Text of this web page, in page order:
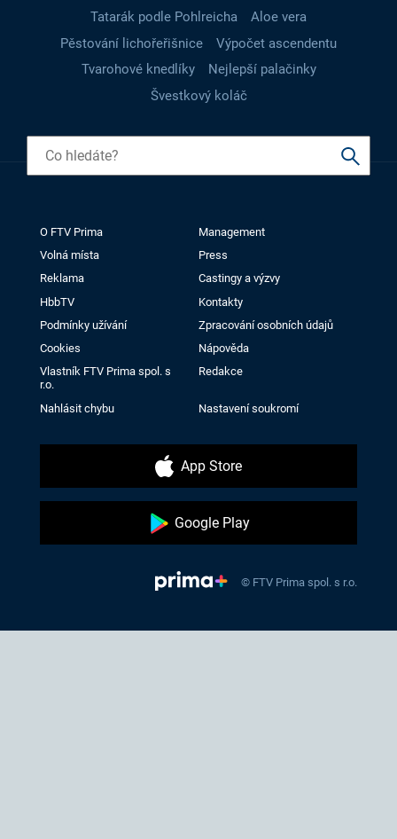
Tatarák podle Pohlreicha
Aloe vera
Pěstování lichořeřišnice
Výpočet ascendentu
Tvarohové knedlíky
Nejlepší palačinky
Švestkový koláč
O FTV Prima
Management
Volná místa
Press
Reklama
Castingy a výzvy
HbbTV
Kontakty
Podmínky užívání
Zpracování osobních údajů
Cookies
Nápověda
Vlastník FTV Prima spol. s
r.o.
Redakce
Nahlásit chybu Nastavení soukromí
App Store
Google Play
© FTV Prima spol. s r.o.